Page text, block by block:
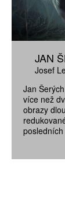
JAN
Josef
Jan
více než
obrazy